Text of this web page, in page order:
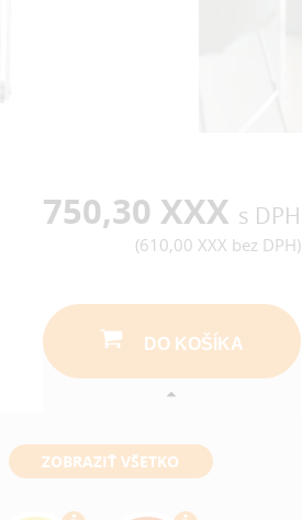
750,30 XXX s DPH
(610,00 XXX bez DPH)
DO KOŠÍKA
ZOBRAZIŤ VŠETKO